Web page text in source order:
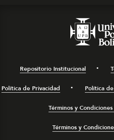
Repositorio Institucional
Política de Privacidad Política
Términos y
Términos y